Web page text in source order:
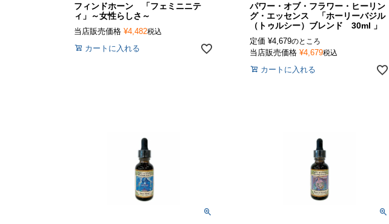
フィンドホーン 「フェミニニテ
ィ」～女性らしさ～
当店販売価格 ¥4,482税込
カートに入れる
パワー・オブ・フラワー・ヒーリン
グ・エッセンス 「ホーリーバジル
（トゥルシー）ブレンド 30ml 」
定価 ¥4,679のところ
当店販売価格 ¥4,679税込
カートに入れる